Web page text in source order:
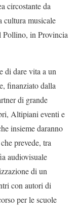
circostante da
cultura musicale
Pollino, in Provincia
di dare vita a un
finanziato dalla
di grande
Altipiani eventi e
insieme daranno
prevede, tra
audiovisuale
di un
con autori di
per le scuole